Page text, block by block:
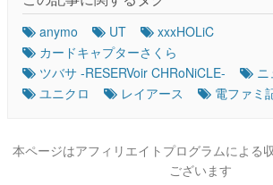
anymo UT
xxxHOLiC
カードキャプターさくら
ツバサ -RESERVoir CHRoNiCLE-
ニ
ユニクロ
レイアース 電ファミ
本ページはアフィリエイトプログラムによる
ございます